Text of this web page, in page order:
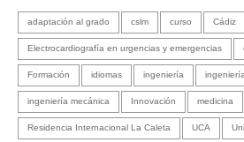
adaptación al grado cslm curso Cádiz
Electrocardiografía en urgencias y emergencias
Formación idiomas ingeniería
ingeniería mecánica Innovación medicina
Residencia Internacional La Caleta UCA